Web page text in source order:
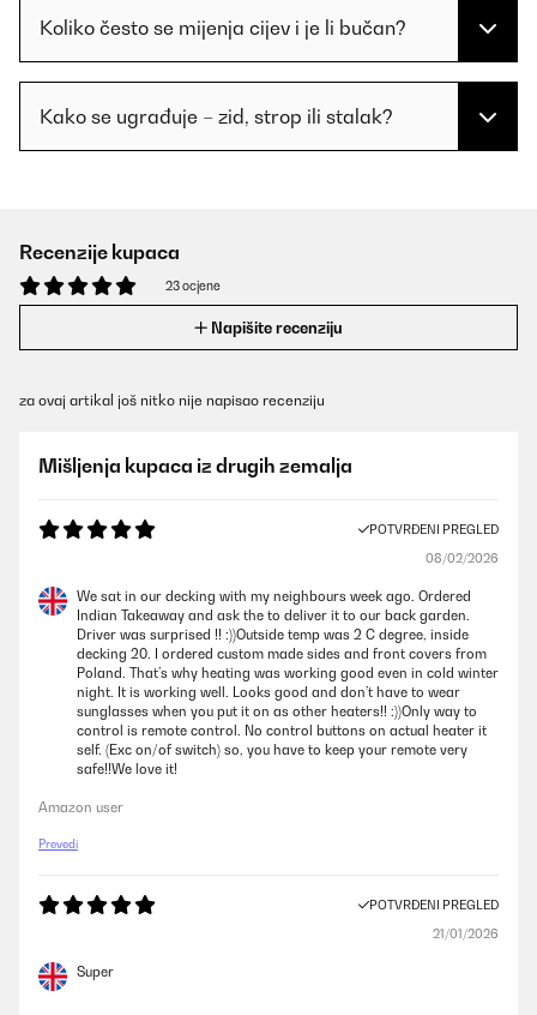
Koliko često se mijenja cijev i je li bučan?
Kako se ugrađuje – zid, strop ili stalak?
Recenzije kupaca
23 ocjene
Napišite recenziju
za ovaj artikal još nitko nije napisao recenziju
Mišljenja kupaca iz drugih zemalja
POTVRĐENI PREGLED
08/02/2026
We sat in our decking with my neighbours week ago. Ordered
Indian Takeaway and ask the to deliver it to our back garden.
Driver was surprised !! :))Outside temp was 2 C degree, inside
decking 20. I ordered custom made sides and front covers from
Poland. That’s why heating was working good even in cold winter
night. It is working well. Looks good and don’t have to wear
sunglasses when you put it on as other heaters!! :))Only way to
control is remote control. No control buttons on actual heater it
self. (Exc on/of switch) so, you have to keep your remote very
safe!!We love it!
Amazon user
Prevedi
POTVRĐENI PREGLED
21/01/2026
Super